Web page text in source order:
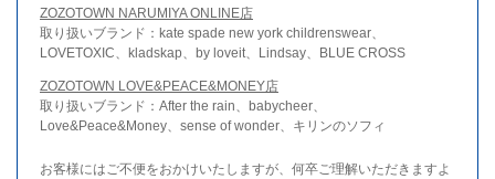
ZOZOTOWN NARUMIYA ONLINE店
取り扱いブランド：kate spade new york childrenswear、
LOVETOXIC、kladskap、by loveit、Lindsay、BLUE CROSS
ZOZOTOWN LOVE&PEACE&MONEY店
取り扱いブランド：After the rain、babycheer、
Love&Peace&Money、sense of wonder、キリンのソフィ
お客様にはご不便をおかけいたしますが、何卒ご理解いただきますよ